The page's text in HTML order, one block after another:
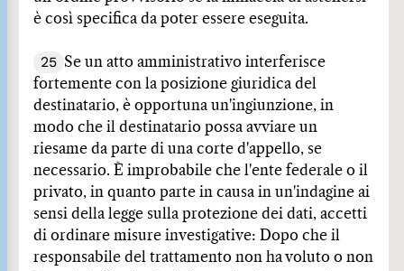
è così specifica da poter essere eseguita.
25 Se un atto amministrativo interferisce
fortemente con la posizione giuridica del
destinatario, è opportuna un'ingiunzione, in
modo che il destinatario possa avviare un
riesame da parte di una corte d'appello, se
necessario. È improbabile che l'ente federale o il
privato, in quanto parte in causa in un'indagine ai
sensi della legge sulla protezione dei dati, accetti
di ordinare misure investigative: Dopo che il
responsabile del trattamento non ha voluto o non